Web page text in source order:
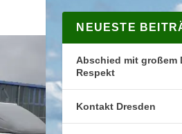
NEUESTE
Abschied mit großem
Respekt
Kontakt Dresden